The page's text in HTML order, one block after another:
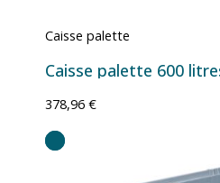
Caisse palette
Caisse palette 600
378,96 €